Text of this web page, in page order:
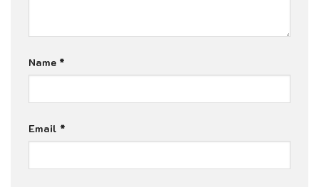
Name *
Email *